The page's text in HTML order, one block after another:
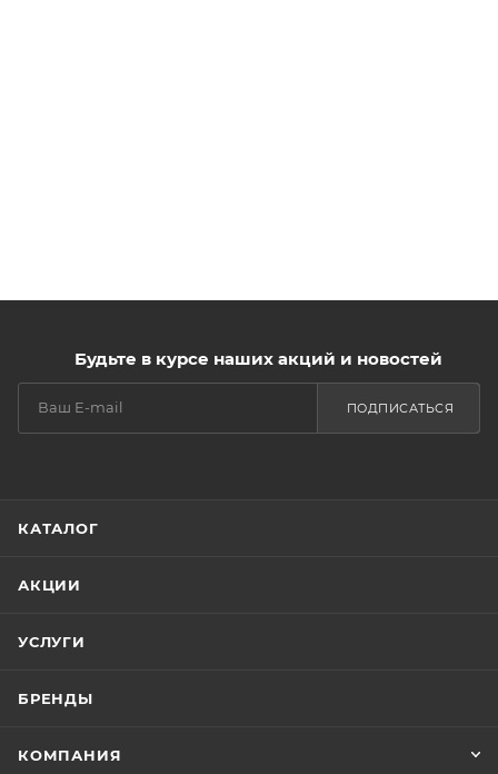
Будьте в курсе наших акций и новостей
ПОДПИСАТЬСЯ
КАТАЛОГ
АКЦИИ
УСЛУГИ
БРЕНДЫ
КОМПАНИЯ